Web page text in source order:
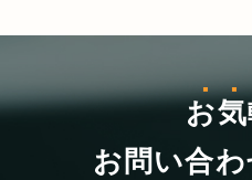
お
お問い合